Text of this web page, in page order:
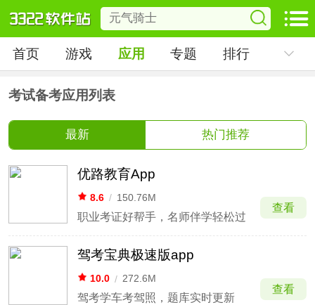
首页 游戏 应用 专题 排行
考试备考应用列表
最新 热门推荐
优路教育App
8.6 / 150.76M
职业考证好帮手，名师伴学轻松过
查看
驾考宝典极速版app
10.0 / 272.6M
驾考学车考驾照，题库实时更新
查看